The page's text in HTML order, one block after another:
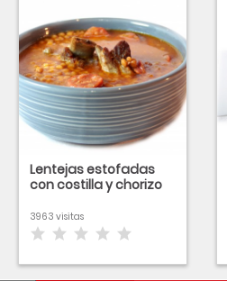
Lentejas estofadas
con costilla y chorizo
3963 visitas